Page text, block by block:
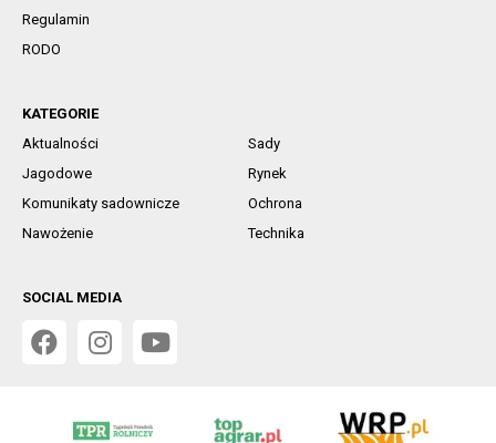
Regulamin
RODO
KATEGORIE
Aktualności
Sady
Jagodowe
Rynek
Komunikaty sadownicze
Ochrona
Nawożenie
Technika
SOCIAL MEDIA